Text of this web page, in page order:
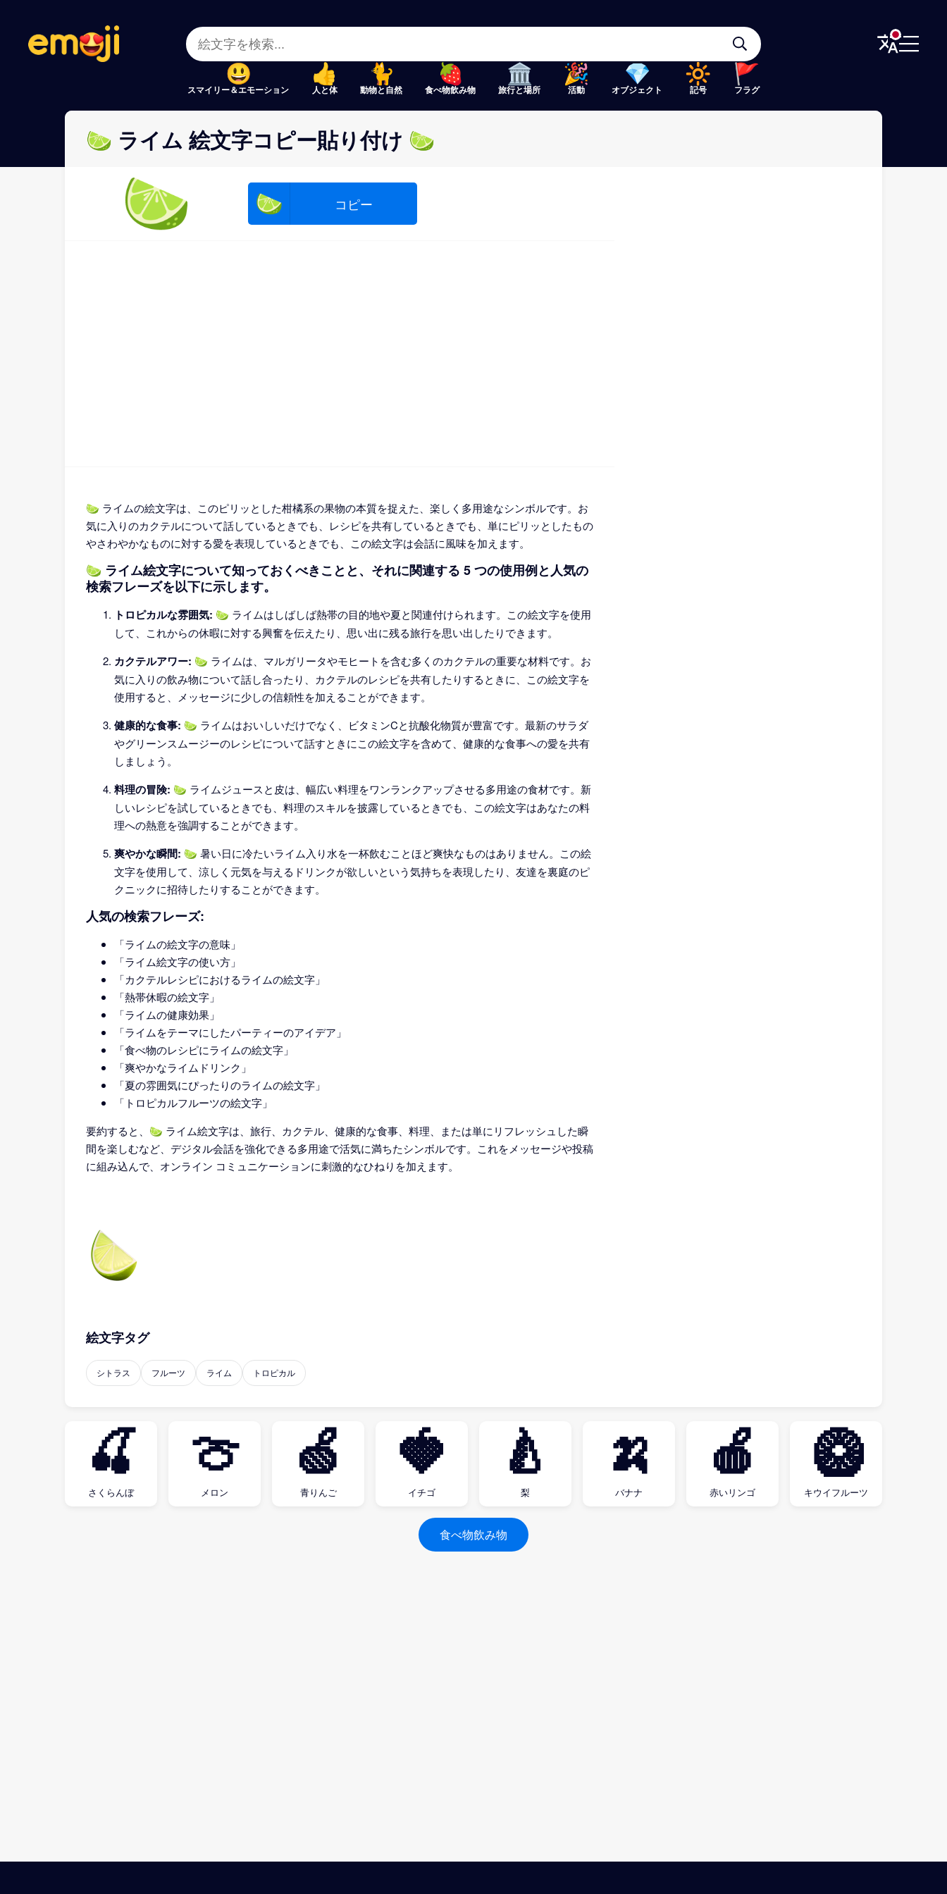
スマイリー＆エモーション 人と体 動物と自然 食べ物飲み物 旅行と場所 活動 オブジェクト 記号 フラグ
Close
Close
🍋‍🟩 ライム 絵文字コピー貼り付け 🍋‍🟩
🍋‍🟩 🍋‍🟩 コピー
🍋‍🟩 ライムの絵文字は、このピリッとした柑橘系の果物の本質を捉えた、楽しく多用途なシンボルです。お
気に入りのカクテルについて話しているときでも、レシピを共有しているときでも、単にピリッとしたもの
やさわやかなものに対する愛を表現しているときでも、この絵文字は会話に風味を加えます。
🍋‍🟩 ライム絵文字について知っておくべきことと、それに関連する 5 つの使用例と人気の
検索フレーズを以下に示します。
トロピカルな雰囲気: 🍋‍🟩 ライムはしばしば熱帯の目的地や夏と関連付けられます。この絵文字を使用
して、これからの休暇に対する興奮を伝えたり、思い出に残る旅行を思い出したりできます。
カクテルアワー: 🍋‍🟩 ライムは、マルガリータやモヒートを含む多くのカクテルの重要な材料です。お
気に入りの飲み物について話し合ったり、カクテルのレシピを共有したりするときに、この絵文字を
使用すると、メッセージに少しの信頼性を加えることができます。
健康的な食事: 🍋‍🟩 ライムはおいしいだけでなく、ビタミンCと抗酸化物質が豊富です。最新のサラダ
やグリーンスムージーのレシピについて話すときにこの絵文字を含めて、健康的な食事への愛を共有
しましょう。
料理の冒険: 🍋‍🟩 ライムジュースと皮は、幅広い料理をワンランクアップさせる多用途の食材です。新
しいレシピを試しているときでも、料理のスキルを披露しているときでも、この絵文字はあなたの料
理への熱意を強調することができます。
爽やかな瞬間: 🍋‍🟩 暑い日に冷たいライム入り水を一杯飲むことほど爽快なものはありません。この絵
文字を使用して、涼しく元気を与えるドリンクが欲しいという気持ちを表現したり、友達を裏庭のピ
クニックに招待したりすることができます。
人気の検索フレーズ:
「ライムの絵文字の意味」
「ライム絵文字の使い方」
「カクテルレシピにおけるライムの絵文字」
「熱帯休暇の絵文字」
「ライムの健康効果」
「ライムをテーマにしたパーティーのアイデア」
「食べ物のレシピにライムの絵文字」
「爽やかなライムドリンク」
「夏の雰囲気にぴったりのライムの絵文字」
「トロピカルフルーツの絵文字」
要約すると、🍋‍🟩 ライム絵文字は、旅行、カクテル、健康的な食事、料理、または単にリフレッシュした瞬
間を楽しむなど、デジタル会話を強化できる多用途で活気に満ちたシンボルです。これをメッセージや投稿
に組み込んで、オンライン コミュニケーションに刺激的なひねりを加えます。
絵文字タグ
シトラス フルーツ ライム トロピカル
🍒
さくらんぼ
🍈
メロン
🍏
青りんご
🍓
イチゴ
🍐
梨
🍌
バナナ
🍎
赤いリンゴ
🥝
キウイフルーツ
食べ物飲み物